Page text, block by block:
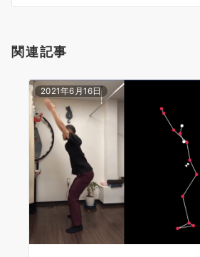
ン
関連記事
2021年6月16日